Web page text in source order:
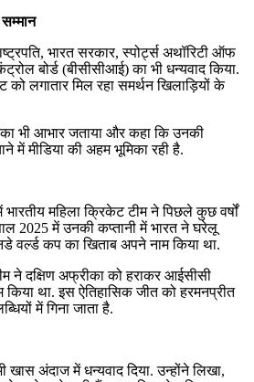
भारत सरकार, स्पोर्ट्स अथॉरिटी ऑफ
बोर्ड (बीसीसीआई) का भी धन्यवाद किया.
को लगातार मिल रहा समर्थन खिलाड़ियों के
का भी आभार जताया और कहा कि उनकी
में मीडिया की अहम भूमिका रही है.
भारतीय महिला क्रिकेट टीम ने पिछले कुछ वर्षों
2025 में उनकी कप्तानी में भारत ने घरेलू
वर्ल्ड कप का खिताब अपने नाम किया था.
ने दक्षिण अफ्रीका को हराकर आईसीसी
था. इस ऐतिहासिक जीत को हरमनप्रीत
में गिना जाता है.
अंदाज में धन्यवाद दिया. उन्होंने लिखा,